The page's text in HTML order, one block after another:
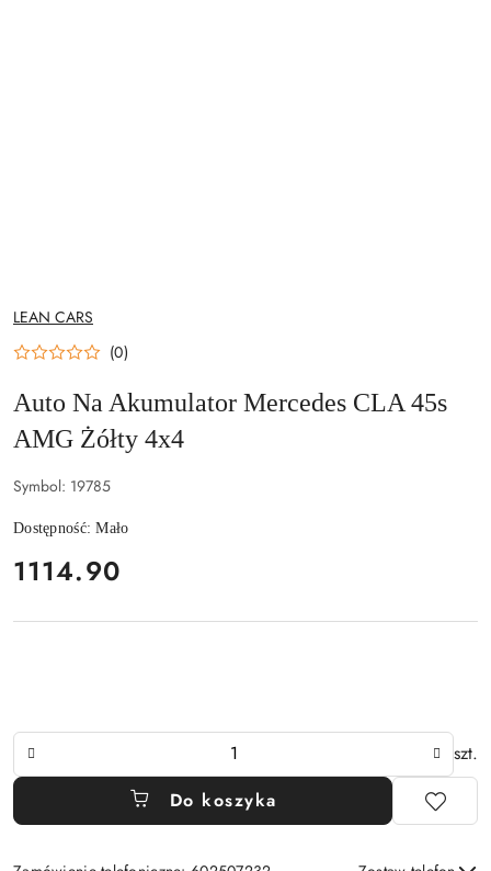
NAZWA
PRODUCENTA:
LEAN CARS
(0)
Auto Na Akumulator Mercedes CLA 45s
AMG Żółty 4x4
Symbol: 19785
Dostępność:Mało
cena:
1114.90
szt.
Do koszyka